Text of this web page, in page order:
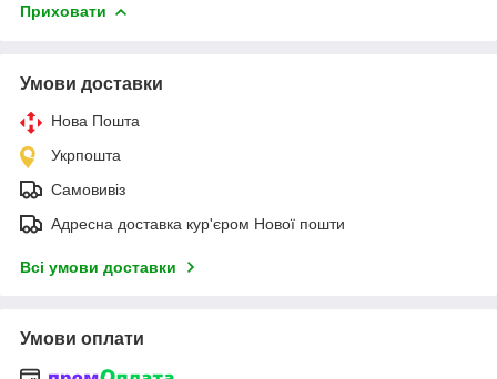
Приховати
Умови доставки
Нова Пошта
Укрпошта
Самовивіз
Адресна доставка кур'єром Нової пошти
Всі умови доставки
Умови оплати